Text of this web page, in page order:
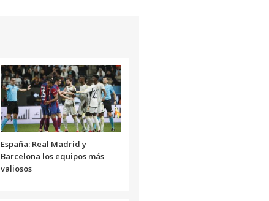
España: Real Madrid y
Barcelona los equipos más
valiosos